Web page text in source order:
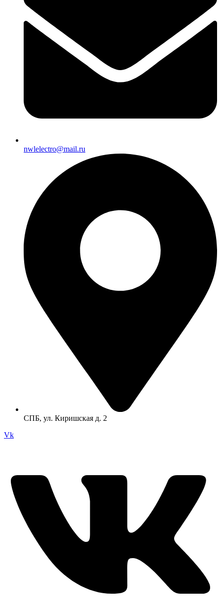
nwlelectro@mail.ru
СПБ, ул. Киришская д. 2
Vk